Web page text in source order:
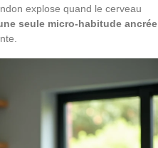
explose quand le cerveau
seule micro-habitude ancrée